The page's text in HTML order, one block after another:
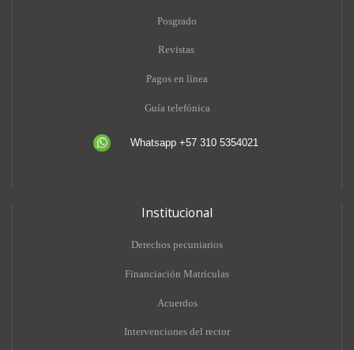
Posgrado
Revistas
Pagos en línea
Guía telefónica
Whatsapp +57 310 5354021
Institucional
Derechos pecuniarios
Financiación Matrículas
Acuerdos
Intervenciones del rector